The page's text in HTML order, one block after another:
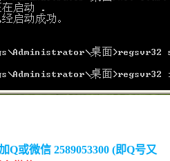
Q或微信 2589053300 (即Q号又